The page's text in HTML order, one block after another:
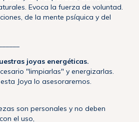
Evoca la fuerza de voluntad.
de la mente psíquica y del
joyas energéticas.
"limpiarlas" y energizarlas.
Joya lo asesoraremos.
son personales y no deben
el uso,